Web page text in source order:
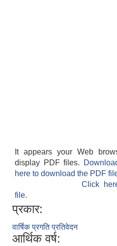
It appears your Web
display PDF files.
here to download the PDF
Click
file.
प्रकार:
वार्षिक प्रगति प्रतिवेदन
आर्थिक वर्ष: